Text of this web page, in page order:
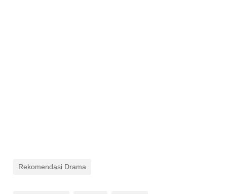
Rekomendasi Drama